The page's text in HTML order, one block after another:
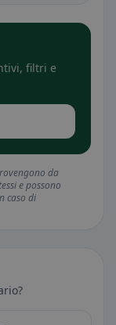
filtri e
da
e possono
caso di